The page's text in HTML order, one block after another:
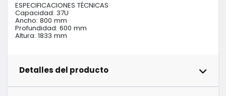
ESPECIFICACIONES TÉCNICAS
Capacidad: 37U
Ancho: 800 mm
Profundidad: 600 mm
Altura: 1833 mm
Detalles del producto